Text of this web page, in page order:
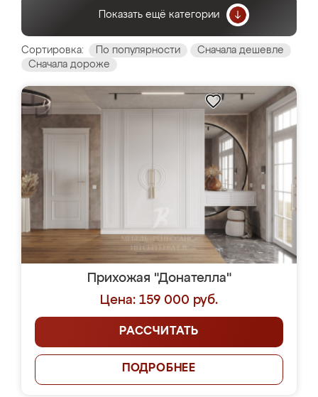
Показать ещё категории
Сортировка: По популярности
Сначала дешевле
Сначала дороже
Прихожая "Донателла"
Цена: 159 000 руб.
РАССЧИТАТЬ
ПОДРОБНЕЕ